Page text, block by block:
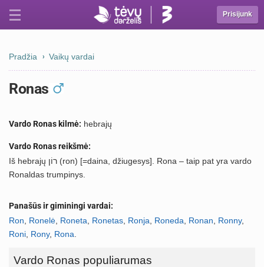
Prisijunk
Pradžia Vaikų vardai
Ronas
Vardo Ronas kilmė: hebrajų
Vardo Ronas reikšmė:
Iš hebrajų רוֹן (ron) [=daina, džiugesys]. Rona – taip pat yra vardo
Ronaldas trumpinys.
Panašūs ir giminingi vardai:
Ron
Ronelė Roneta Ronetas Ronja Roneda Ronan Ronny,
Roni Rony, Rona
Vardo Ronas populiarumas